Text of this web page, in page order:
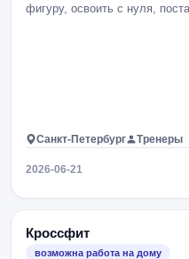
фигуру, освоить с нуля,
Санкт-Петербург Тренеры
2026-06-21
Кроссфит
возможна работа на дому